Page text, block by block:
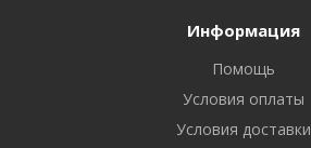
Информация
Помощь
Условия оплаты
Условия доставки